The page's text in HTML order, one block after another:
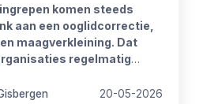
komen steeds
aan een ooglidcorrectie,
maagverkleining. Dat
regelmatig
20-05-2026